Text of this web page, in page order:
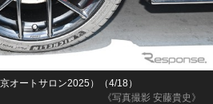
《写真撮影 安藤貴史》
オートサロン2025）（4/18）